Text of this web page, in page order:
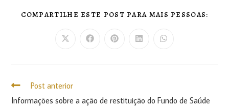
COMPARTILHE ESTE POST PARA MAIS PESSOAS:
Post anterior
Informações sobre a ação de restituição do Fundo de Saúde